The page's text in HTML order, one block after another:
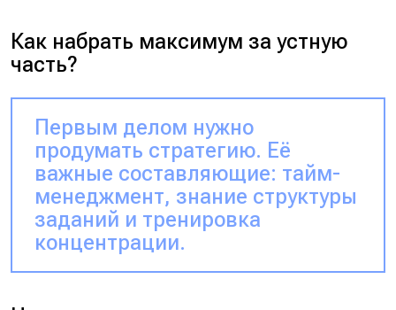
Как набрать максимум за устную
часть?
Первым делом нужно
продумать стратегию. Её
важные составляющие: тайм-
менеджмент, знание структуры
заданий и тренировка
концентрации.